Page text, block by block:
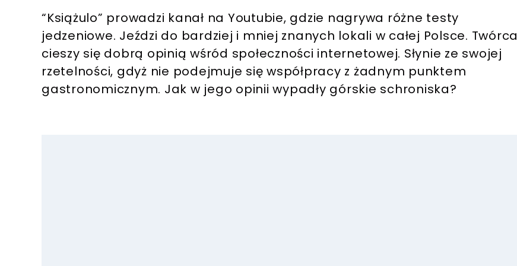
“Książulo” prowadzi kanał na Youtubie, gdzie nagrywa różne testy
jedzeniowe. Jeździ do bardziej i mniej znanych lokali w całej Polsce. Twórca
cieszy się dobrą opinią wśród społeczności internetowej. Słynie ze swojej
rzetelności, gdyż nie podejmuje się współpracy z żadnym punktem
gastronomicznym. Jak w jego opinii wypadły górskie schroniska?